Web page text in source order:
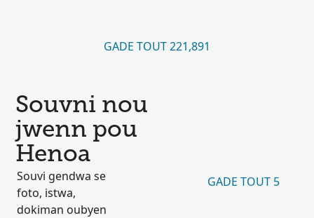
GADE TOUT 221,891
Souvni nou
jwenn pou
Henoa
Souvi gendwa se
foto, istwa,
dokiman oubyen
GADE TOUT 5